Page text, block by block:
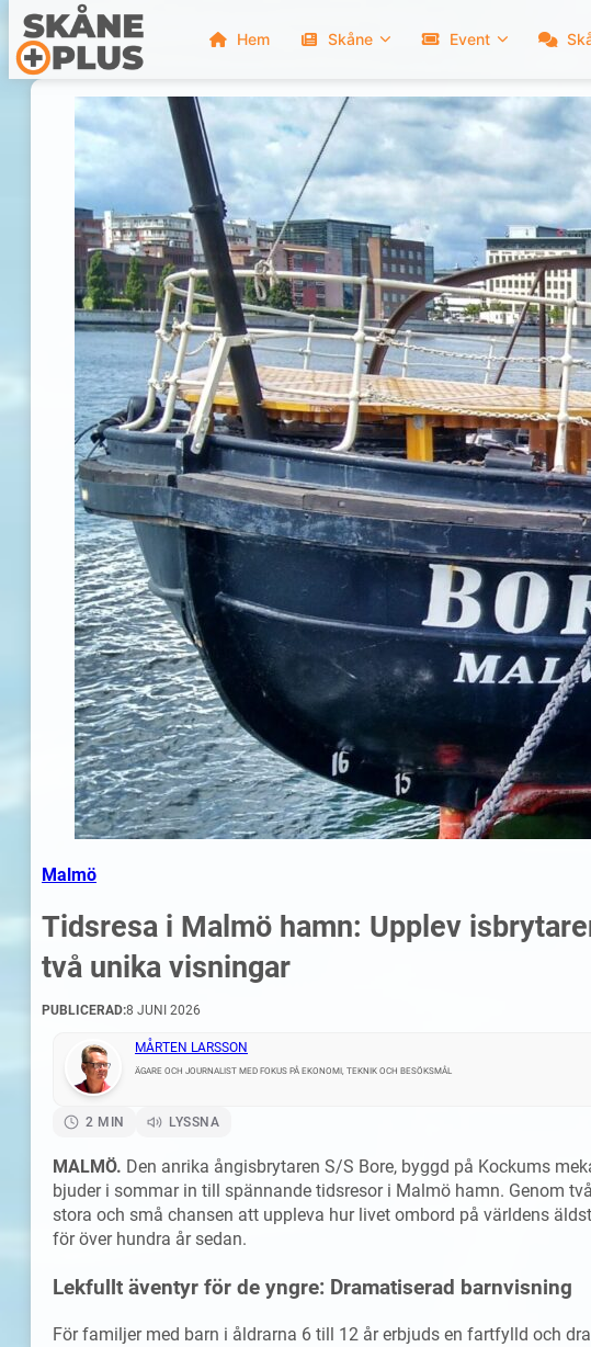
Hem Skåne Event
Malmö
Tidsresa i Malmö hamn: Upplev
två unika visningar
PUBLICERAD:8 JUNI 2026
MÅRTEN LARSSON
ÄGARE OCH JOURNALIST MED FOKUS PÅ EKONOMI, TEKNIK OCH BESÖKSMÅL
2 MIN LYSSNA
MALMÖ. Den anrika ångisbrytaren S/S Bore, byggd på Kockums
bjuder i sommar in till spännande tidsresor i Malmö hamn. Genom
stora och små chansen att uppleva hur livet ombord på världens
för över hundra år sedan.
Lekfullt äventyr för de yngre: Dramatiserad barnvisning
För familjer med barn i åldrarna 6 till 12 år erbjuds en fartfylld och